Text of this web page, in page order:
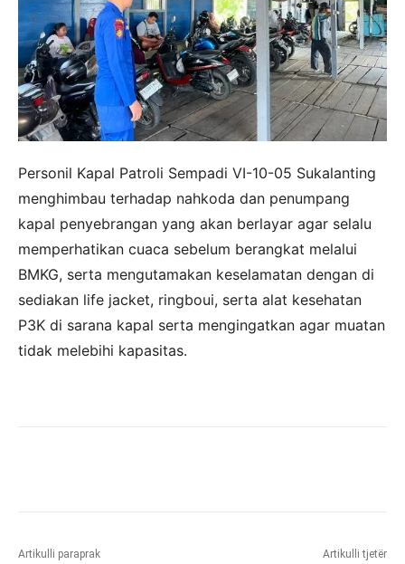
Personil Kapal Patroli Sempadi VI-10-05 Sukalanting
menghimbau terhadap nahkoda dan penumpang
kapal penyebrangan yang akan berlayar agar selalu
memperhatikan cuaca sebelum berangkat melalui
BMKG, serta mengutamakan keselamatan dengan di
sediakan life jacket, ringboui, serta alat kesehatan
P3K di sarana kapal serta mengingatkan agar muatan
tidak melebihi kapasitas.
Artikulli paraprak Artikulli tjetër